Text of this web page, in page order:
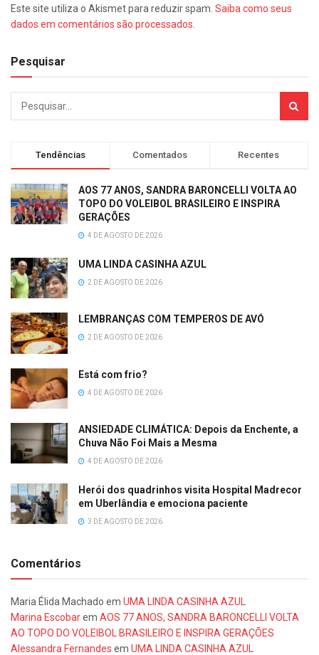
Este site utiliza o Akismet para reduzir spam. Saiba como seus
dados em comentários são processados
Pesquisar
Tendências Comentados Recentes
AOS 77 ANOS, SANDRA BARONCELLI VOLTA AO
TOPO DO VOLEIBOL BRASILEIRO E INSPIRA
GERAÇÕES
4 DE AGOSTO DE 2026
UMA LINDA CASINHA AZUL
2 DE AGOSTO DE 2026
LEMBRANÇAS COM TEMPEROS DE AVÓ
2 DE AGOSTO DE 2026
Está com frio?
4 DE AGOSTO DE 2026
ANSIEDADE CLIMÁTICA: Depois da Enchente, a
Chuva Não Foi Mais a Mesma
4 DE AGOSTO DE 2026
Herói dos quadrinhos visita Hospital Madrecor
em Uberlândia e emociona paciente
3 DE AGOSTO DE 2026
Comentários
Maria Élida Machado em UMA LINDA CASINHA AZUL
Marina Escobarem AOS 77 ANOS, SANDRA BARONCELLI VOLTA
AO TOPO DO VOLEIBOL BRASILEIRO E INSPIRA GERAÇÕES
Alessandra Fernandes em UMA LINDA CASINHA AZUL